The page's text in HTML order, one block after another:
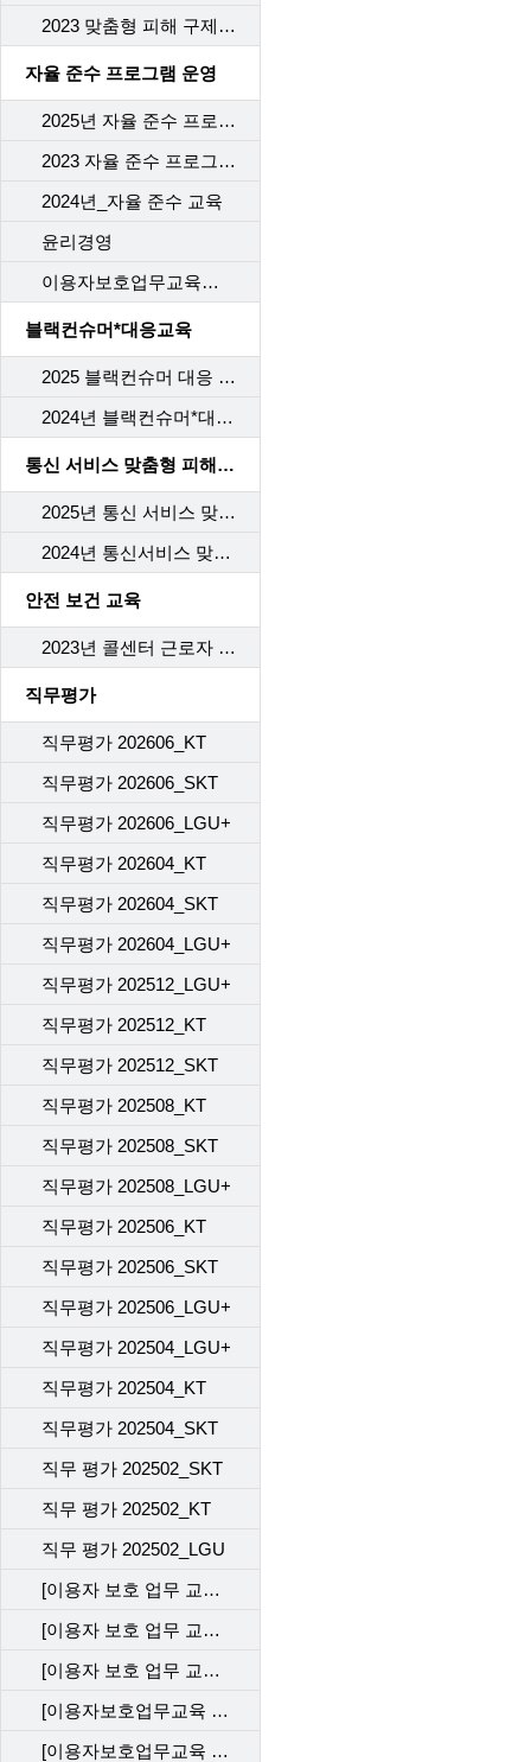
2023 맞춤형 피해 구제 교육
자율 준수 프로그램 운영
2025년 자율 준수 프로그램 교육
2023 자율 준수 프로그램 교육
2024년_자율 준수 교육
윤리경영
이용자보호업무교육사후관리
블랙컨슈머*대응교육
2025 블랙컨슈머 대응 교육
2024년 블랙컨슈머*대응교육
통신 서비스 맞춤형 피해 구제 교육
2025년 통신 서비스 맞춤형 피해 구제 교육
2024년 통신서비스 맞춤형 피해구제 항목에 대한 교육
안전 보건 교육
2023년 콜센터 근로자 안전보건 교육
직무평가
직무평가 202606_KT
직무평가 202606_SKT
직무평가 202606_LGU+
직무평가 202604_KT
직무평가 202604_SKT
직무평가 202604_LGU+
직무평가 202512_LGU+
직무평가 202512_KT
직무평가 202512_SKT
직무평가 202508_KT
직무평가 202508_SKT
직무평가 202508_LGU+
직무평가 202506_KT
직무평가 202506_SKT
직무평가 202506_LGU+
직무평가 202504_LGU+
직무평가 202504_KT
직무평가 202504_SKT
직무 평가 202502_SKT
직무 평가 202502_KT
직무 평가 202502_LGU
[이용자 보호 업무 교육] 직무 평가 202412_SKT
[이용자 보호 업무 교육] 직무 평가 202412_KT
[이용자 보호 업무 교육] 직무 평가 202412_LGU
[이용자보호업무교육 사후관리 직무평가 202310_KT]
[이용자보호업무교육 사후관리 직무평가 202310_LGU]